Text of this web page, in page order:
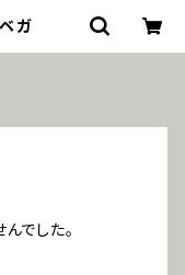
ガ
でした。